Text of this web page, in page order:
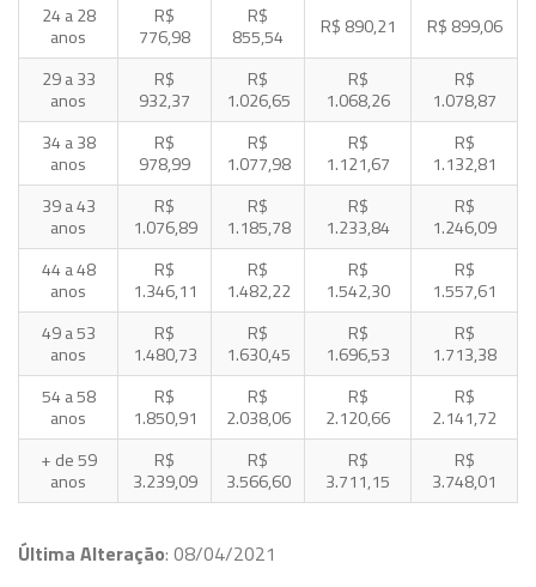
24 a 28
anos
R$
776,98
R$
855,54
R$ 890,21
R$ 899,06
29 a 33
anos
R$
932,37
R$
1.026,65
R$
1.068,26
R$
1.078,87
34 a 38
anos
R$
978,99
R$
1.077,98
R$
1.121,67
R$
1.132,81
39 a 43
anos
R$
1.076,89
R$
1.185,78
R$
1.233,84
R$
1.246,09
44 a 48
anos
R$
1.346,11
R$
1.482,22
R$
1.542,30
R$
1.557,61
49 a 53
anos
R$
1.480,73
R$
1.630,45
R$
1.696,53
R$
1.713,38
54 a 58
anos
R$
1.850,91
R$
2.038,06
R$
2.120,66
R$
2.141,72
+ de 59
anos
R$
3.239,09
R$
3.566,60
R$
3.711,15
R$
3.748,01
Última Alteração: 08/04/2021